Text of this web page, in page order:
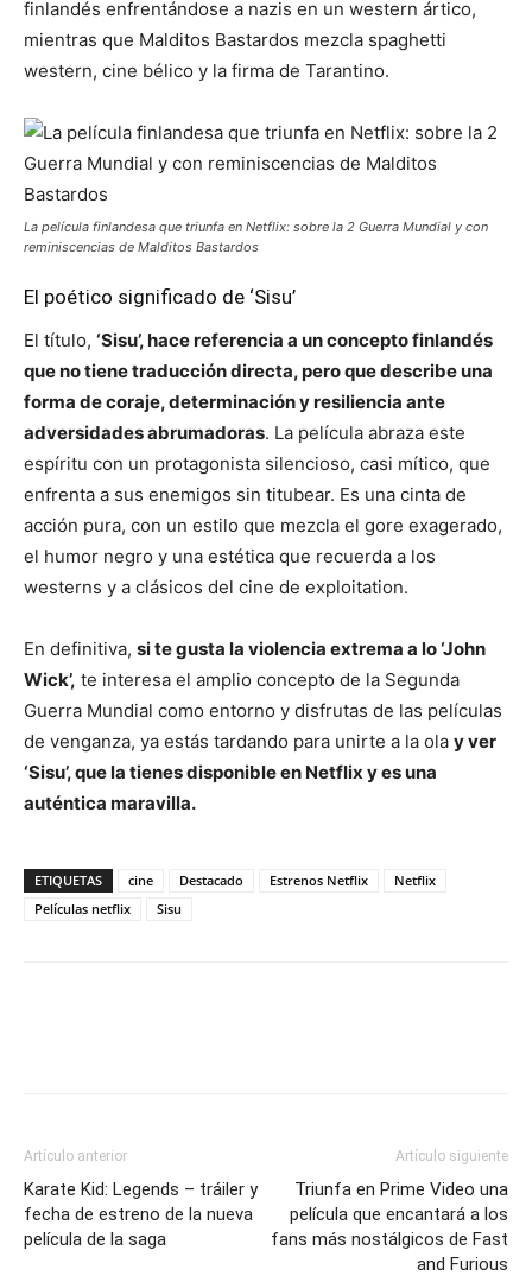
finlandés enfrentándose a nazis en un western ártico,
mientras que Malditos Bastardos mezcla spaghetti
western, cine bélico y la firma de Tarantino.
La película finlandesa que triunfa en Netflix: sobre la 2 Guerra Mundial y con
reminiscencias de Malditos Bastardos
El poético significado de ‘Sisu’
El título, ‘Sisu’, hace referencia a un concepto finlandés
que no tiene traducción directa, pero que describe una
forma de coraje, determinación y resiliencia ante
adversidades abrumadoras. La película abraza este
espíritu con un protagonista silencioso, casi mítico, que
enfrenta a sus enemigos sin titubear. Es una cinta de
acción pura, con un estilo que mezcla el gore exagerado,
el humor negro y una estética que recuerda a los
westerns y a clásicos del cine de exploitation.
En definitiva, si te gusta la violencia extrema a lo ‘John
Wick’, te interesa el amplio concepto de la Segunda
Guerra Mundial como entorno y disfrutas de las películas
de venganza, ya estás tardando para unirte a la ola y ver
‘Sisu’, que la tienes disponible en Netflix y es una
auténtica maravilla.
ETIQUETAS cine Destacado Estrenos Netflix
Netflix
Películas netflix
Sisu
Artículo anterior
Karate Kid: Legends – tráiler y
fecha de estreno de la nueva
película de la saga
Artículo siguiente
Triunfa en Prime Video una
película que encantará a los
fans más nostálgicos de Fast
and Furious